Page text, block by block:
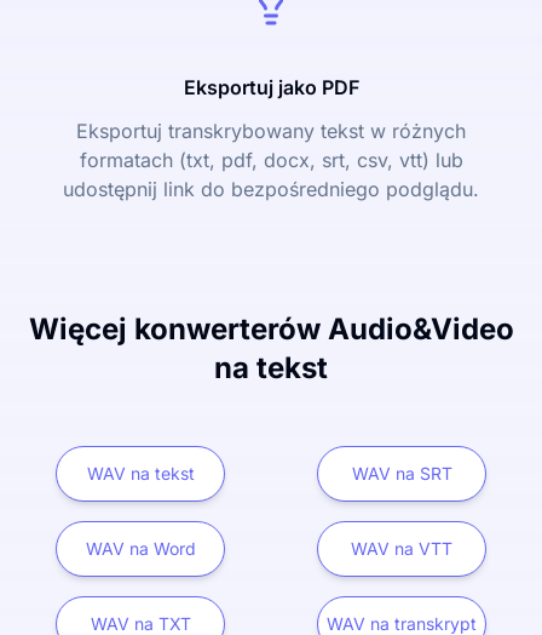
Eksportuj jako PDF
Eksportuj transkrybowany tekst w różnych
formatach (txt, pdf, docx, srt, csv, vtt) lub
udostępnij link do bezpośredniego podglądu.
Więcej konwerterów Audio&Video
na tekst
WAV na tekst WAV na SRT
WAV na Word WAV na VTT
WAV na TXT WAV na transkrypt